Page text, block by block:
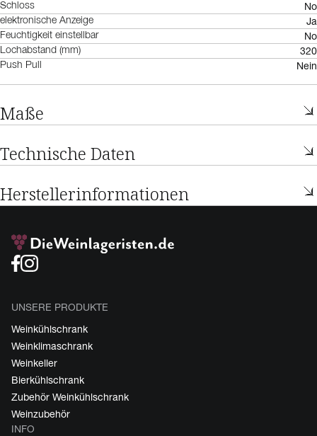
Schloss No
elektronische Anzeige Ja
Feuchtigkeit einstellbar No
Lochabstand (mm) 320
Push Pull Nein
Maße
Technische Daten
Herstellerinformationen
UNSERE PRODUKTE
Weinkühlschrank
Weinklimaschrank
Weinkeller
Bierkühlschrank
Zubehör Weinkühlschrank
Weinzubehör
INFO